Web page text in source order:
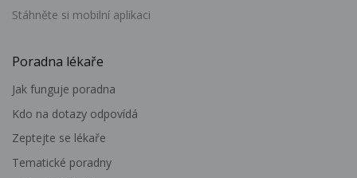
Stáhněte si mobilní aplikaci
Poradna lékaře
Jak funguje poradna
Kdo na dotazy odpovídá
Zeptejte se lékaře
Tematické poradny